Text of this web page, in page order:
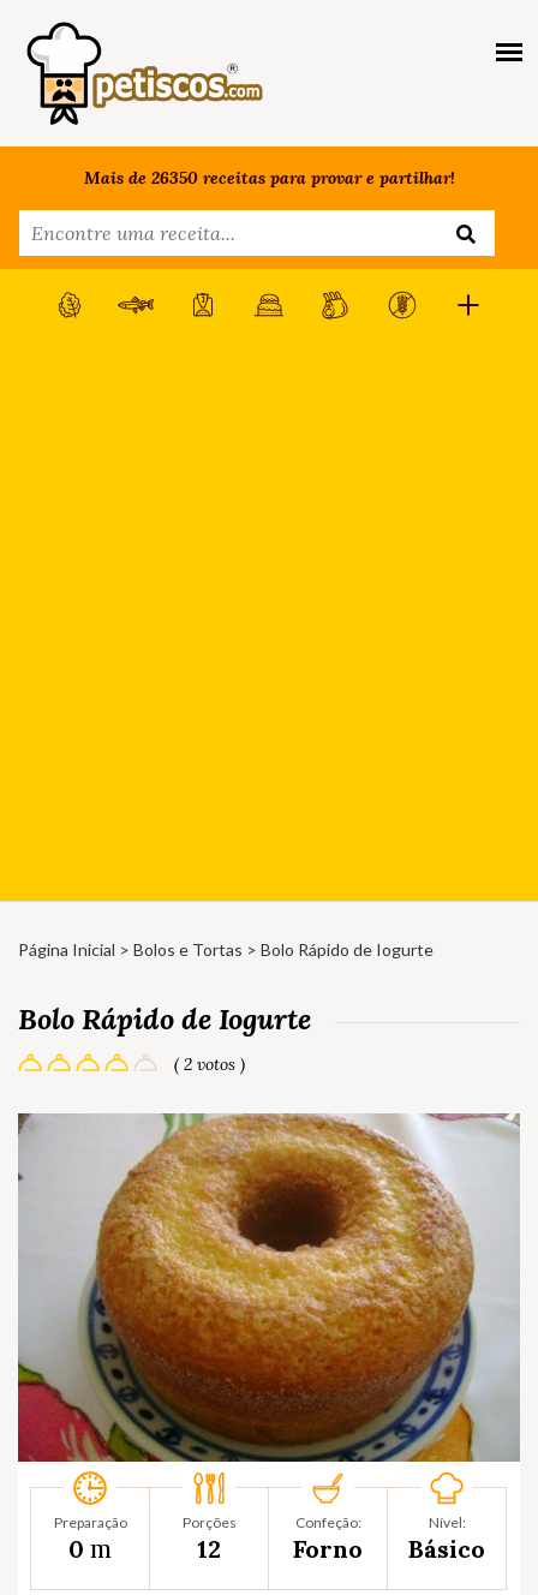
Mais de 26350 receitas para provar e partilhar!
Página Inicial > Bolos e Tortas > Bolo Rápido de Iogurte
Bolo Rápido de Iogurte
( 2 votos )
Preparação
0 m
Porções
12
Confeção:
Forno
Nível:
Básico